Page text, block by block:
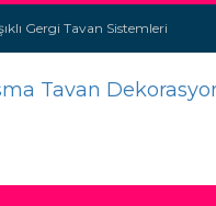
Gergi Tavan Sistemleri